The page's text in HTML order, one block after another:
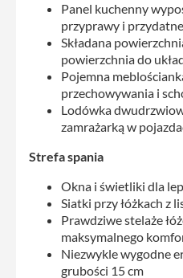
Panel kuchenny
przyprawy i
Składana
powierzchnia do
Pojemna
przechowywania i
Lodówka
zamrażarką w
Strefa spania
Okna i świetliki dla
Siatki przy łóżkach z
Prawdziwe stelaże
maksymalnego
Niezwykle wygodne
grubości 15 cm